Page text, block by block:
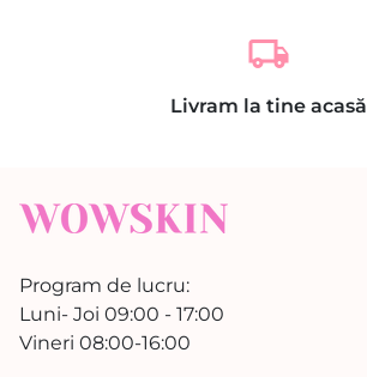
local_shipping
Livram la tine acasă
Program de lucru:
Luni- Joi 09:00 - 17:00
Vineri 08:00-16:00